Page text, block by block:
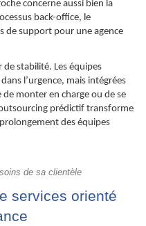
concerne aussi bien la
back-office, le
de support pour une agence
de stabilité. Les équipes
l’urgence, mais intégrées
monter en charge ou de se
prédictif transforme
des équipes
de sa clientèle
services orienté